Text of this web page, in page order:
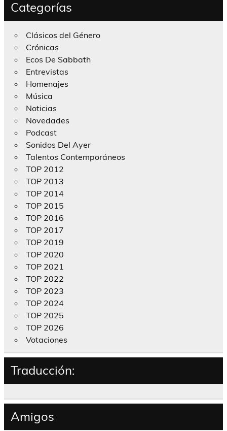
Categorías
Clásicos del Género
Crónicas
Ecos De Sabbath
Entrevistas
Homenajes
Música
Noticias
Novedades
Podcast
Sonidos Del Ayer
Talentos Contemporáneos
TOP 2012
TOP 2013
TOP 2014
TOP 2015
TOP 2016
TOP 2017
TOP 2019
TOP 2020
TOP 2021
TOP 2022
TOP 2023
TOP 2024
TOP 2025
TOP 2026
Votaciones
Traducción:
Amigos